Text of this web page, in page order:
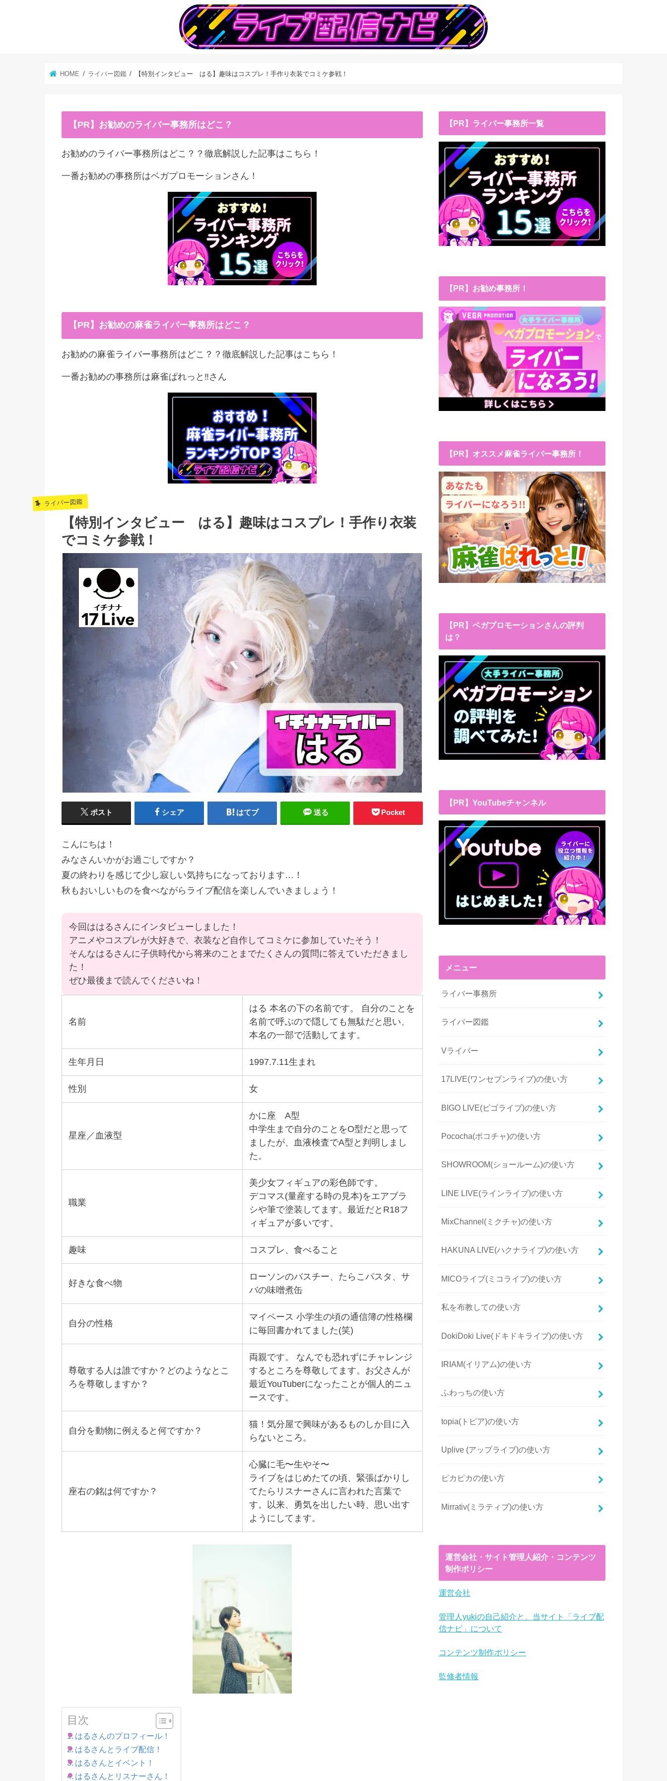
HOME ライバー図鑑 【特別インタビュー はる】趣味はコスプレ！手作り衣装でコミケ参戦！
【PR】お勧めのライバー事務所はどこ？
お勧めのライバー事務所はどこ？？徹底解説した記事はこちら！
一番お勧めの事務所はベガプロモーションさん！
【PR】お勧めの麻雀ライバー事務所はどこ？
お勧めの麻雀ライバー事務所はどこ？？徹底解説した記事はこちら！
一番お勧めの事務所は麻雀ぱれっと‼︎さん
ライバー図鑑
【特別インタビュー はる】趣味はコスプレ！手作り衣装
でコミケ参戦！
ポスト シェア はてブ 送る Pocket
こんにちは！
みなさんいかがお過ごしですか？
夏の終わりを感じて少し寂しい気持ちになっております…！
秋もおいしいものを食べながらライブ配信を楽しんでいきましょう！
今回ははるさんにインタビューしました！
アニメやコスプレが大好きで、衣装など自作してコミケに参加していたそう！
そんなはるさんに子供時代から将来のことまでたくさんの質問に答えていただきまし
た！
ぜひ最後まで読んでくださいね！
名前
はる 本名の下の名前です。 自分のことを
名前で呼ぶので隠しても無駄だと思い、
本名の一部で活動してます。
生年月日 1997.7.11生まれ
性別 女
星座／血液型
かに座 A型
中学生まで自分のことをO型だと思って
ましたが、血液検査でA型と判明しまし
た。
職業
美少女フィギュアの彩色師です。
デコマス(量産する時の見本)をエアブラ
シや筆で塗装してます。最近だとR18フ
ィギュアが多いです。
趣味 コスプレ、食べること
好きな食べ物
ローソンのバスチー、たらこパスタ、サ
バの味噌煮缶
自分の性格
マイペース 小学生の頃の通信簿の性格欄
に毎回書かれてました(笑)
尊敬する人は誰ですか？どのようなとこ
ろを尊敬しますか？
両親です。 なんでも恐れずにチャレンジ
するところを尊敬してます。お父さんが
最近YouTuberになったことが個人的ニュ
ースです。
自分を動物に例えると何ですか？
猫！気分屋で興味があるものしか目に入
らないところ。
座右の銘は何ですか？
心臓に毛〜生やそ〜
ライブをはじめたての頃、緊張ばかりし
てたらリスナーさんに言われた言葉で
す。以来、勇気を出したい時、思い出す
ようにしてます。
目次
はるさんのプロフィール！
はるさんとライブ配信！
はるさんとイベント！
はるさんとリスナーさん！
【PR】ライバー事務所一覧
【PR】お勧め事務所！
【PR】オススメ麻雀ライバー事務所！
【PR】ベガプロモーションさんの評判
は？
【PR】YouTubeチャンネル
メニュー
ライバー事務所
ライバー図鑑
Vライバー
17LIVE(ワンセブンライブ)の使い方
BIGO LIVE(ビゴライブ)の使い方
Pococha(ポコチャ)の使い方
SHOWROOM(ショールーム)の使い方
LINE LIVE(ラインライブ)の使い方
MixChannel(ミクチャ)の使い方
HAKUNA LIVE(ハクナライブ)の使い方
MICOライブ(ミコライブ)の使い方
私を布教しての使い方
DokiDoki Live(ドキドキライブ)の使い方
IRIAM(イリアム)の使い方
ふわっちの使い方
topia(トピア)の使い方
Uplive (アップライブ)の使い方
ピカピカの使い方
Mirrativ(ミラティブ)の使い方
運営会社・サイト管理人紹介・コンテンツ
制作ポリシー
運営会社
管理人yukiの自己紹介と、当サイト「ライブ配
信ナビ」について
コンテンツ制作ポリシー
監修者情報